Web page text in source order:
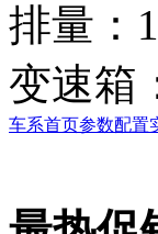
排量：
变速箱
车系首页参数配置